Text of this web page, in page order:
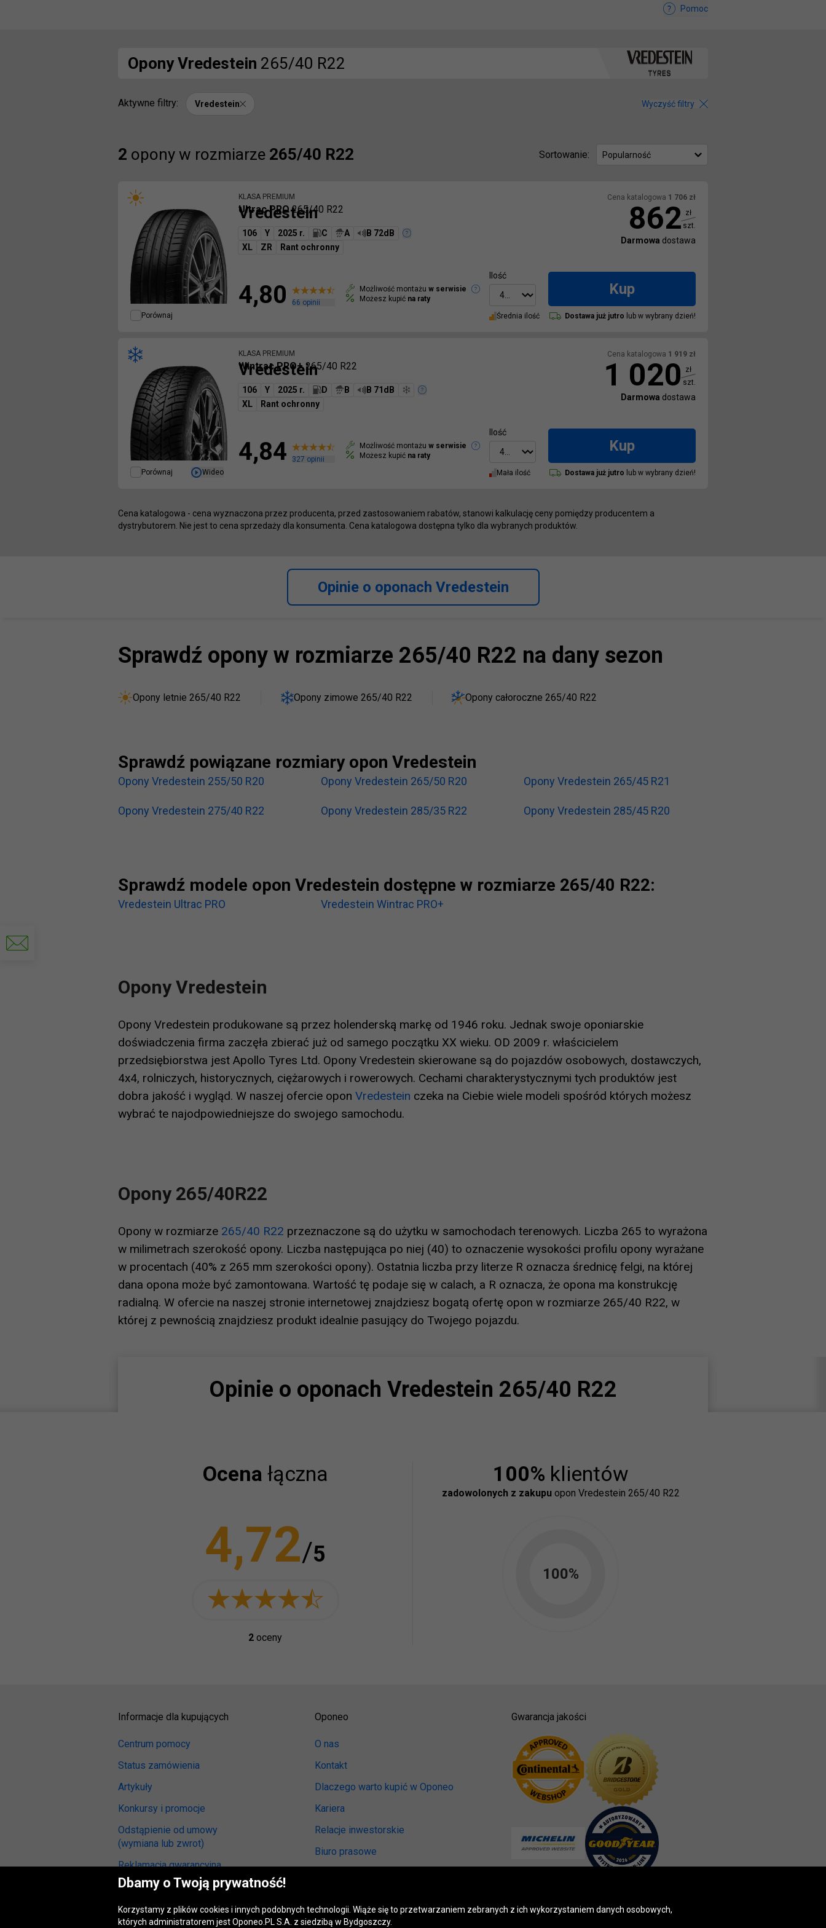
Pomoc
OponyVredestein 265/40 R22
Aktywne filtry: Vredestein Wyczyść filtry
Znaleźliśmy
2 opony w rozmiarze 265/40 R22 Sortowanie: Popularność
Porównaj
KLASA PREMIUM
Vredestein
Ultrac PRO 265/40 R22
106 Y 2025 r. C A
B 72dB
XL
ZR Rant ochronny
Cena katalogowa 1 706 zł
862 zł
szt.
Darmowa dostawa
4,80 66 opinii
Możliwość montażu w serwisie
Możesz kupić na raty
Ilość
Kup
Średnia ilość Dostawa już jutro lub w wybrany dzień!
Porównaj Wideo
KLASA PREMIUM
Vredestein
Wintrac PRO+ 265/40 R22
106 Y 2025 r. D B
B 71dB
XL
Rant ochronny
Cena katalogowa 1 919 zł
1 020 zł
szt.
Darmowa dostawa
4,84 327 opinii
Możliwość montażu w serwisie
Możesz kupić na raty
Ilość
Kup
Mała ilość Dostawa już jutro lub w wybrany dzień!
Cena katalogowa - cena wyznaczona przez producenta, przed zastosowaniem rabatów, stanowi kalkulację ceny pomiędzy producentem a
dystrybutorem. Nie jest to cena sprzedaży dla konsumenta. Cena katalogowa dostępna tylko dla wybranych produktów.
Opinie o oponach Vredestein
Sprawdź opony w rozmiarze 265/40 R22 na dany sezon
Opony letnie 265/40 R22 Opony zimowe 265/40 R22 Opony całoroczne 265/40 R22
Sprawdź powiązane rozmiary opon Vredestein
Opony Vredestein 255/50 R20 Opony Vredestein 265/50 R20 Opony Vredestein 265/45 R21
Opony Vredestein 275/40 R22 Opony Vredestein 285/35 R22 Opony Vredestein 285/45 R20
Sprawdź modele opon Vredestein dostępne w rozmiarze 265/40 R22:
Vredestein Ultrac PRO Vredestein Wintrac PRO+
Opony Vredestein
Opony Vredestein produkowane są przez holenderską markę od 1946 roku. Jednak swoje oponiarskie
doświadczenia firma zaczęła zbierać już od samego początku XX wieku. OD 2009 r. właścicielem
przedsiębiorstwa jest Apollo Tyres Ltd. Opony Vredestein skierowane są do pojazdów osobowych, dostawczych,
4x4, rolniczych, historycznych, ciężarowych i rowerowych. Cechami charakterystycznymi tych produktów jest
dobra jakość i wygląd. W naszej ofercie opon Vredestein czeka na Ciebie wiele modeli spośród których możesz
wybrać te najodpowiedniejsze do swojego samochodu.
Opony 265/40R22
Opony w rozmiarze 265/40 R22 przeznaczone są do użytku w samochodach terenowych. Liczba 265 to wyrażona
w milimetrach szerokość opony. Liczba następująca po niej (40) to oznaczenie wysokości profilu opony wyrażane
w procentach (40% z 265 mm szerokości opony). Ostatnia liczba przy literze R oznacza średnicę felgi, na której
dana opona może być zamontowana. Wartość tę podaje się w calach, a R oznacza, że opona ma konstrukcję
radialną. W ofercie na naszej stronie internetowej znajdziesz bogatą ofertę opon w rozmiarze 265/40 R22, w
której z pewnością znajdziesz produkt idealnie pasujący do Twojego pojazdu.
Opinie o oponach Vredestein 265/40 R22
Ocena łączna
4,72/5
2 oceny
100% klientów
zadowolonych z zakupu opon Vredestein 265/40 R22
100%
Informacje dla kupujących
Centrum pomocy
Status zamówienia
Artykuły
Konkursy i promocje
Odstąpienie od umowy
(wymiana lub zwrot)
Reklamacja gwarancyjna
Metody płatności
Regulamin sklepu
Oponeo
O nas
Kontakt
Dlaczego warto kupić w Oponeo
Kariera
Relacje inwestorskie
Biuro prasowe
Mapa fotoradarów
Gwarancja jakości
Dbamy o Twoją prywatność!
Korzystamy z plików cookies i innych podobnych technologii. Wiąże się to przetwarzaniem zebranych z ich wykorzystaniem danych osobowych,
których administratorem jest Oponeo.PL S.A. z siedzibą w Bydgoszczy.